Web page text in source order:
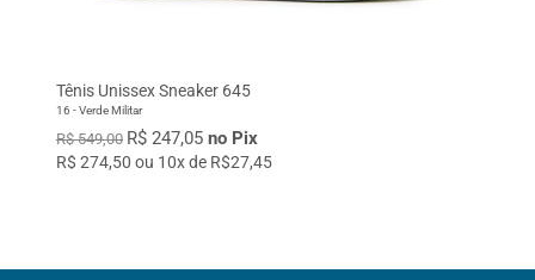
Tênis Unissex Sneaker 645
16 - Verde Militar
R$ 549,00 R$ 247,05 no Pix
R$ 274,50 ou 10x de R$27,45